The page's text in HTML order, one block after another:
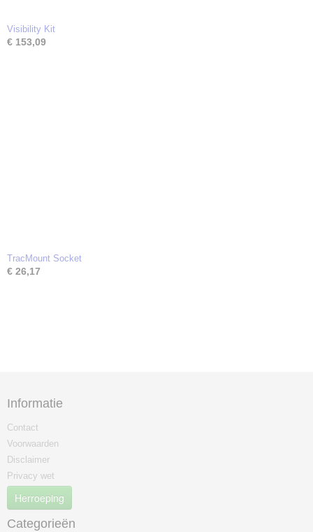
Visibility Kit
€ 153,09
TracMount Socket
€ 26,17
Informatie
Contact
Voorwaarden
Disclaimer
Privacy wet
Herroeping
Categorieën